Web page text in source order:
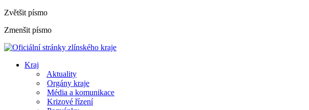
Zvětšit písmo
Zmenšit písmo
Kraj
Aktuality
Orgány kraje
Média a komunikace
Krizové řízení